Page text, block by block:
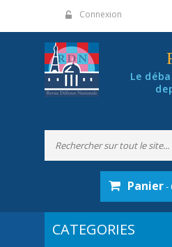
Connexion
Le
Panier-